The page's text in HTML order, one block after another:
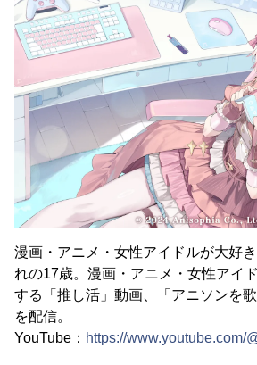
漫画・アニメ・女性アイドルが大好
れの17歳。漫画・アニメ・女性アイ
する「推し活」動画、「アニソンを
を配信。
YouTube： https://www.youtube.com/